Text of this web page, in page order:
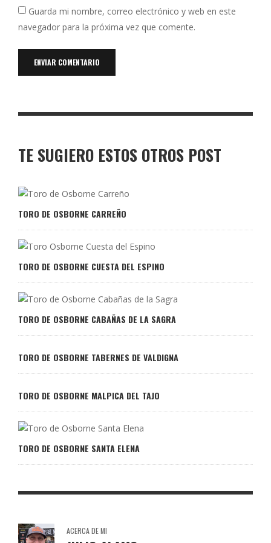
Guarda mi nombre, correo electrónico y web en este
navegador para la próxima vez que comente.
TE SUGIERO ESTOS OTROS POST
TORO DE OSBORNE CARREÑO
TORO DE OSBORNE CUESTA DEL ESPINO
TORO DE OSBORNE CABAÑAS DE LA SAGRA
TORO DE OSBORNE TABERNES DE VALDIGNA
TORO DE OSBORNE MALPICA DEL TAJO
TORO DE OSBORNE SANTA ELENA
ACERCA DE MI